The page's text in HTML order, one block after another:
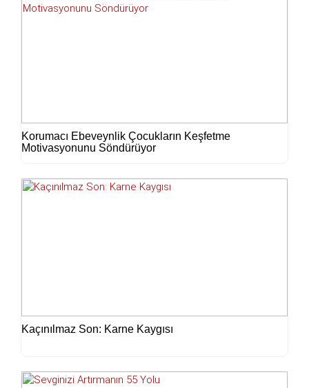
Korumacı Ebeveynlik Çocukların Keşfetme
Motivasyonunu Söndürüyor
Kaçınılmaz Son: Karne Kaygısı